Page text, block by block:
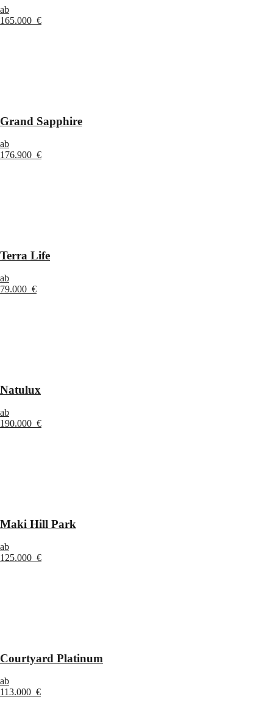
ab
165.000 €
Grand Sapphire
ab
176.900 €
Terra Life
ab
79.000 €
Natulux
ab
190.000 €
Maki Hill Park
ab
125.000 €
Courtyard Platinum
ab
113.000 €